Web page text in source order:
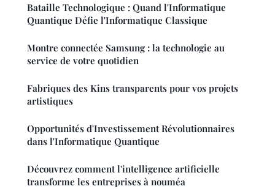
Bataille Technologique : Quand l'Informatique
Quantique Défie l'Informatique Classique
Montre connectée Samsung : la technologie au
service de votre quotidien
Fabriques des Kins transparents pour vos projets
artistiques
Opportunités d'Investissement Révolutionnaires
dans l'Informatique Quantique
Découvrez comment l'intelligence artificielle
transforme les entreprises à nouméa